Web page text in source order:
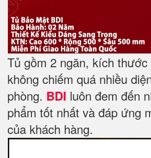
Tủ gồm 2 ngăn, kích thước
không chiếm quá nhiều
phòng. BDI luôn đem đến
phẩm tốt nhất và đáp ứng
của khách hàng.